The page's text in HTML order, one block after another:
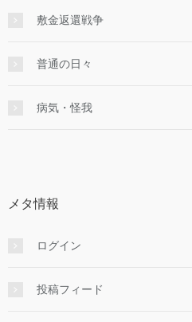
敷金返還戦争
普通の日々
病気・怪我
メタ情報
ログイン
投稿フィード